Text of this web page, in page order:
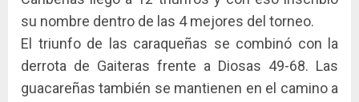
su nombre dentro de las 4 mejores del torneo.
El triunfo de las caraqueñas se combinó con la
derrota de Gaiteras frente a Diosas 49-68. Las
guacareñas también se mantienen en el camino a